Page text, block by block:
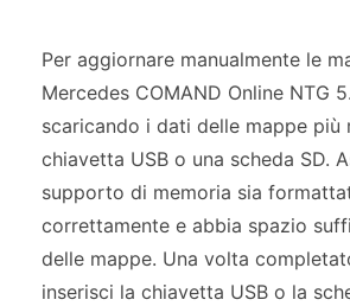
Per aggiornare manualmente le
Mercedes COMAND Online NTG
scaricando i dati delle mappe più
chiavetta USB o una scheda SD.
supporto di memoria sia
correttamente e abbia spazio
delle mappe. Una volta
inserisci la chiavetta USB o la